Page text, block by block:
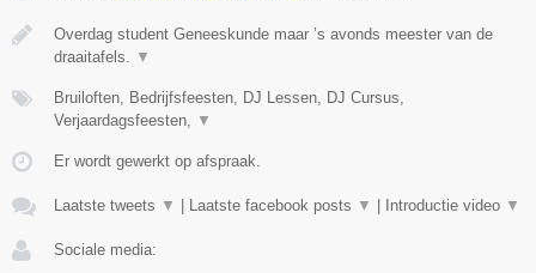
Overdag student Geneeskunde maar ’s avonds meester van de
draaitafels. ▼
Bruiloften, Bedrijfsfeesten, DJ Lessen, DJ Cursus,
Verjaardagsfeesten, ▼
Er wordt gewerkt op afspraak.
Laatste tweets ▼ Laatste facebook posts ▼ Introductie video ▼
Sociale media: